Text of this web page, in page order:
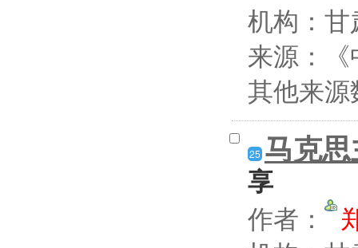
机构：
来源：
其他来
25 马克
享
作者：